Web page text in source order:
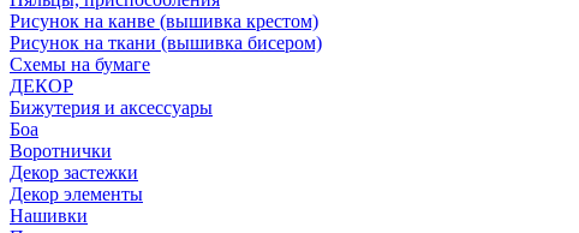
Рисунок на канве (вышивка крестом)
Рисунок на ткани (вышивка бисером)
Схемы на бумаге
ДЕКОР
Бижутерия и аксессуары
Боа
Воротнички
Декор застежки
Декор элементы
Нашивки